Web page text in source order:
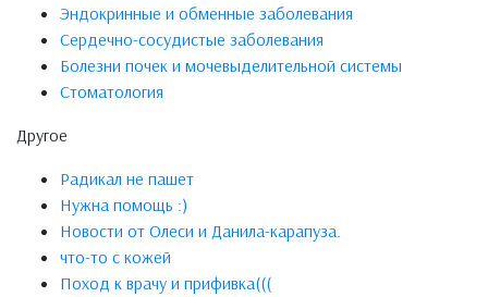
Эндокринные и обменные заболевания
Сердечно-сосудистые заболевания
Болезни почек и мочевыделительной системы
Стоматология
Другое
Радикал не пашет
Нужна помощь :)
Новости от Олеси и Данила-карапуза.
что-то с кожей
Поход к врачу и прифивка(((